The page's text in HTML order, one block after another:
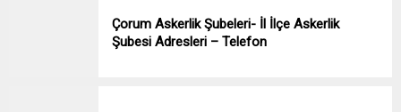
Çorum Askerlik Şubeleri- İl İlçe Askerlik
Şubesi Adresleri – Telefon